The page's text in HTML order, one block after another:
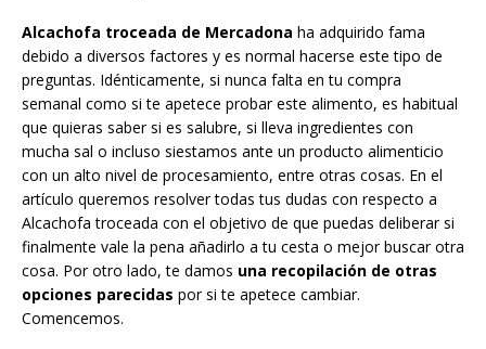
Alcachofa troceada de Mercadona ha adquirido fama
debido a diversos factores y es normal hacerse este tipo de
preguntas. Idénticamente, si nunca falta en tu compra
semanal como si te apetece probar este alimento, es habitual
que quieras saber si es salubre, si lleva ingredientes con
mucha sal o incluso siestamos ante un producto alimenticio
con un alto nivel de procesamiento, entre otras cosas. En el
artículo queremos resolver todas tus dudas con respecto a
Alcachofa troceada con el objetivo de que puedas deliberar si
finalmente vale la pena añadirlo a tu cesta o mejor buscar otra
cosa. Por otro lado, te damos una recopilación de otras
opciones parecidas por si te apetece cambiar.
Comencemos.